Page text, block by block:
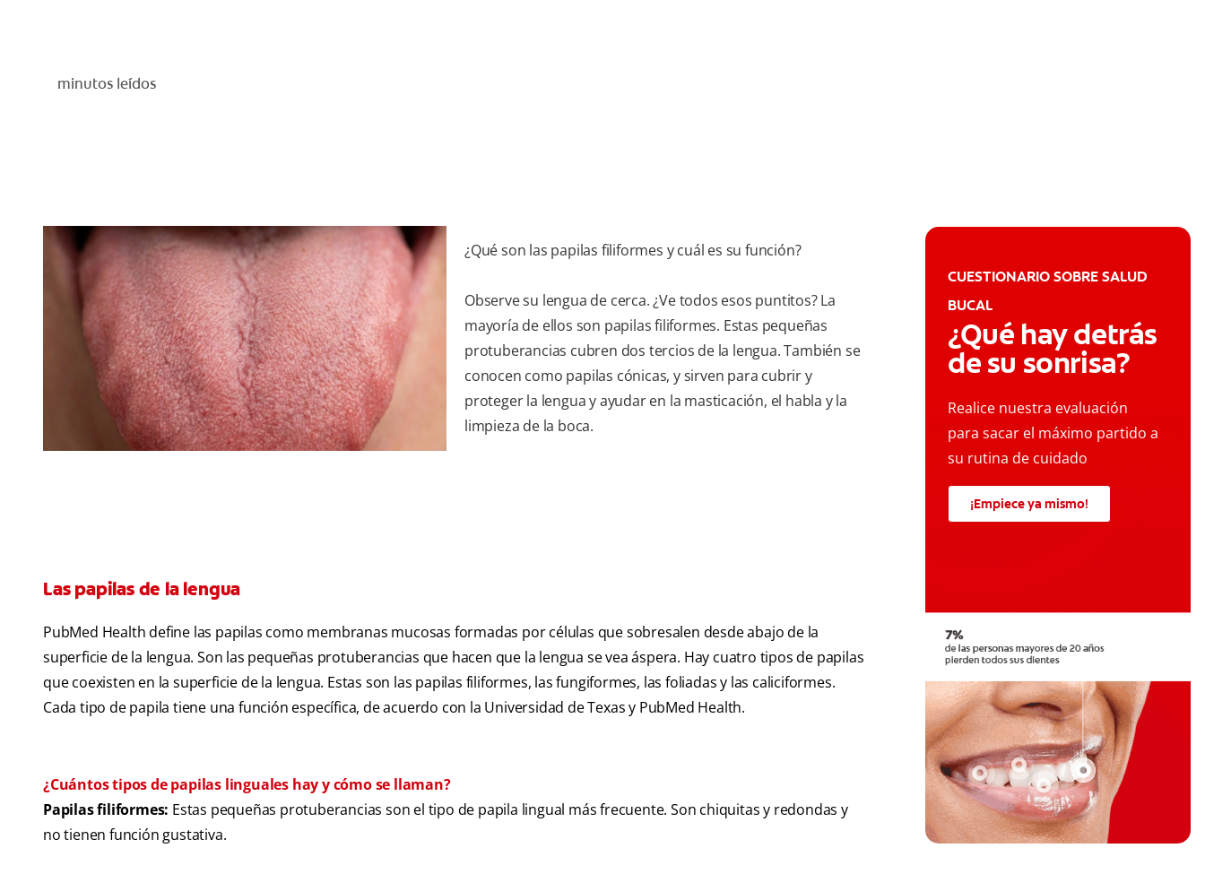
minutos leídos
¿Qué son las papilas filiformes y cuál es su función?
Observe su lengua de cerca. ¿Ve todos esos puntitos? La
mayoría de ellos son papilas filiformes. Estas pequeñas
protuberancias cubren dos tercios de la lengua. También se
conocen como papilas cónicas, y sirven para cubrir y
proteger la lengua y ayudar en la masticación, el habla y la
limpieza de la boca.
Las papilas de la lengua
PubMed Health define las papilas como membranas mucosas formadas por células que sobresalen desde abajo de la
superficie de la lengua. Son las pequeñas protuberancias que hacen que la lengua se vea áspera. Hay cuatro tipos de papilas
que coexisten en la superficie de la lengua. Estas son las papilas filiformes, las fungiformes, las foliadas y las caliciformes.
Cada tipo de papila tiene una función específica, de acuerdo con la Universidad de Texas y PubMed Health.
¿Cuántos tipos de papilas linguales hay y cómo se llaman?
Papilas filiformes: Estas pequeñas protuberancias son el tipo de papila lingual más frecuente. Son chiquitas y redondas y
no tienen función gustativa.
CUESTIONARIO SOBRE SALUD
BUCAL
¿Qué hay detrás
de su sonrisa?
Realice nuestra evaluación
para sacar el máximo partido a
su rutina de cuidado
¡Empiece ya mismo!